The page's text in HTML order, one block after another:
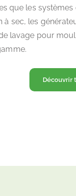
que les
à sec, les
lavage pour
Découvrir